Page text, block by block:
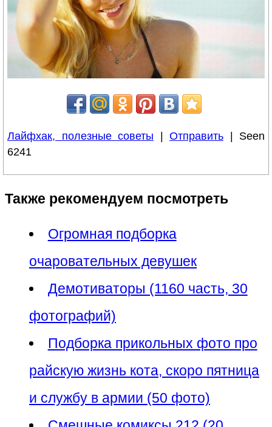
Лайфхак, полезные советы | Отправить | Seen
6241
Также рекомендуем посмотреть
Огромная подборка
очаровательных девушек
Демотиваторы (1160 часть, 30
фотографий)
Подборка прикольных фото про
райскую жизнь кота, скоро пятница
и службу в армии (50 фото)